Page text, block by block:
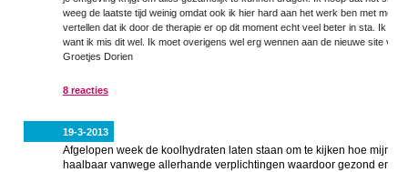
weeg de laatste tijd weinig omdat ook ik hier hard aan het werk ben met
vertellen dat ik door de therapie er op dit moment echt veel beter in sta. Ik
want ik mis dit wel. Ik moet overigens wel erg wennen aan de nieuwe site
Groetjes Dorien
8 reacties
19-3-2013
Afgelopen week de koolhydraten laten staan om te kijken hoe mijn
haalbaar vanwege allerhande verplichtingen waardoor gezond en